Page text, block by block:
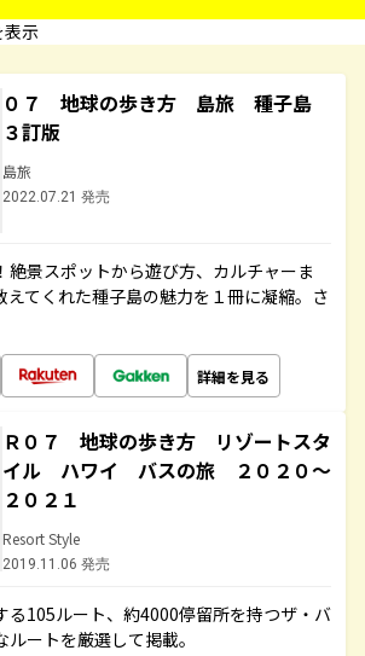
示
０７ 地球の歩き方 島旅 種子島
３訂版
島旅
2022.07.21 発売
絶景スポットから遊び方、カルチャーま
えてくれた種子島の魅力を１冊に凝縮。さ
詳細を見る
Ｒ０７ 地球の歩き方 リゾートスタ
イル ハワイ バスの旅 ２０２０～
２０２１
Resort Style
2019.11.06 発売
る105ルート、約4000停留所を持つザ・バ
ートを厳選して掲載。